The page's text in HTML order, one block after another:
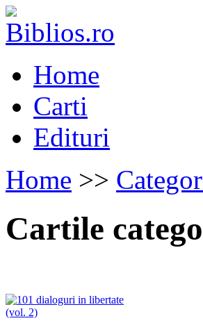
Home
Carti
Edituri
Home >>
Cartile